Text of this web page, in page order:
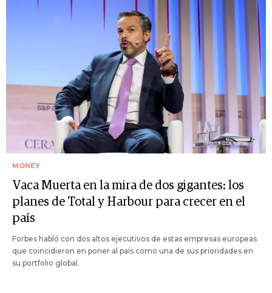
MONEY
Vaca Muerta en la mira de dos gigantes: los
planes de Total y Harbour para crecer en el
país
Forbes habló con dos altos ejecutivos de estas empresas europeas
que coincidieron en poner al país como una de sus prioridades en
su portfolio global.